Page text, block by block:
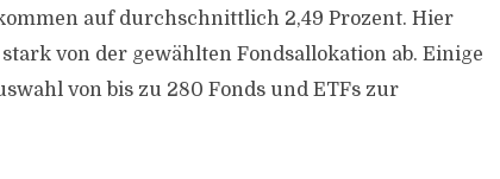
auf durchschnittlich 2,49 Prozent. Hier
von der gewählten Fondsallokation ab. Einige
von bis zu 280 Fonds und ETFs zur